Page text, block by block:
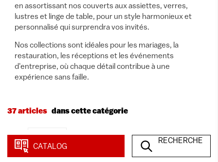
en assortissant nos couverts aux assiettes, verres,
lustres et linge de table, pour un style harmonieux et
personnalisé qui surprendra vos invités.
Nos collections sont idéales pour les mariages, la
restauration, les réceptions et les événements
d'entreprise, où chaque détail contribue à une
expérience sans faille.
37 articles dans cette catégorie
Voir
CATALOG
RECHERCHE